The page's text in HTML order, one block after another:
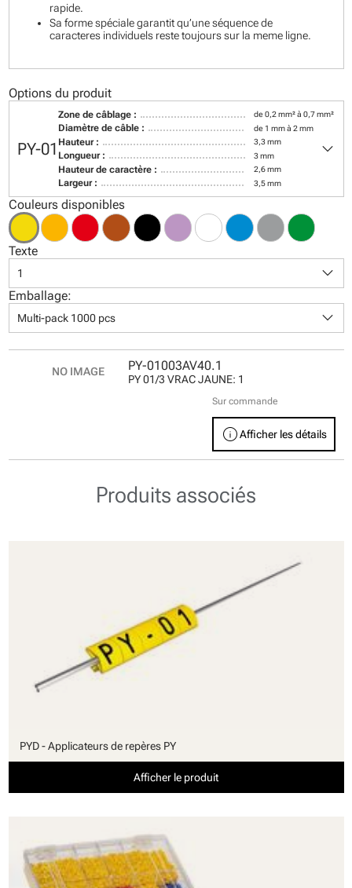
rapide.
Sa forme spéciale garantit qu’une séquence de
caracteres individuels reste toujours sur la meme ligne.
Options du produit
PY-01
Zone de câblage : de 0,2 mm² à 0,7 mm²
Diamètre de câble : de 1 mm à 2 mm
Hauteur : 3,3 mm
Longueur : 3 mm
Hauteur de caractère : 2,6 mm
Largeur : 3,5 mm
keyboard_arrow_down
Couleurs disponibles
Texte
1 keyboard_arrow_down
Emballage:
Multi-pack 1000 pcs keyboard_arrow_down
PY-01003AV40.1
PY 01/3 VRAC JAUNE: 1
Sur commande
infoAfficher les détails
Produits associés
PYD - Applicateurs de repères PY
Afficher le produit